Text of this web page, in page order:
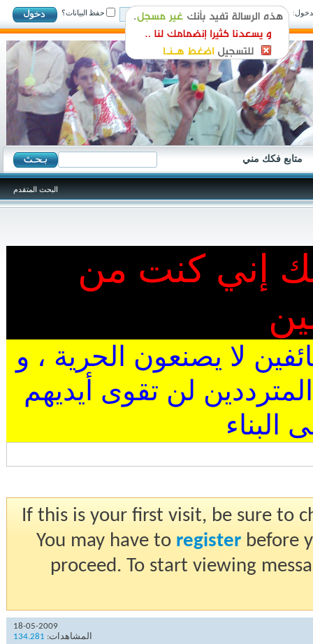
حفظ البيانات؟
متابع فكك مني
البحث المتقدم
إني كنت من
لا يصنعون الحرية ، و
لن تقوى أيديهم
If this is your first visit, be sure to
You may have toregisterbefore
proceed. To start viewing
18-05-2009
المشاهدات: 134.281